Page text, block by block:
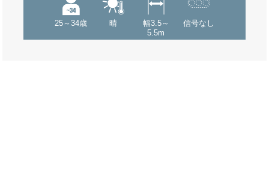
25～34歳 晴
幅3.5～
5.5m
信号なし